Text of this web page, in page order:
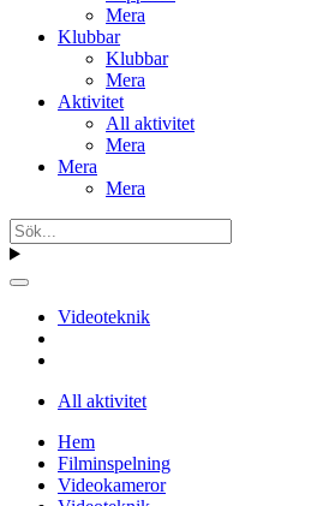
Mera
Klubbar
Klubbar
Mera
Aktivitet
All aktivitet
Mera
Mera
Mera
Videoteknik
All aktivitet
Hem
Filminspelning
Videokameror